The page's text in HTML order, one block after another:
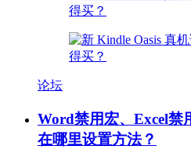
论坛
Word禁用宏、Excel禁
在哪里设置方法？